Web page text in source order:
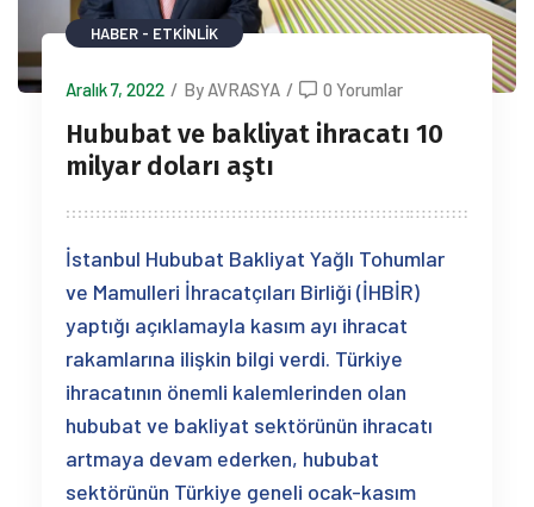
HABER - ETKINLIK
Aralık 7, 2022 / By AVRASYA / 0 Yorumlar
Hububat ve bakliyat ihracatı 10
milyar doları aştı
İstanbul Hububat Bakliyat Yağlı Tohumlar
ve Mamulleri İhracatçıları Birliği (İHBİR)
yaptığı açıklamayla kasım ayı ihracat
rakamlarına ilişkin bilgi verdi. Türkiye
ihracatının önemli kalemlerinden olan
hububat ve bakliyat sektörünün ihracatı
artmaya devam ederken, hububat
sektörünün Türkiye geneli ocak-kasım